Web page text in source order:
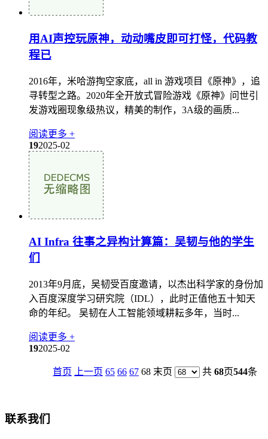
用AI声控玩原神，动动嘴皮即可打怪，代码教
程已
2016年，米哈游掏空家底，all in 游戏项目《原神》，追
寻转型之路。2020年全开放式冒险游戏《原神》问世引
发游戏圈现象级热议，精美的制作，3A级的画质...
阅读更多 +
192025-02
AI Infra 往事之异构计算篇：吴韧与他的学生
们
2013年9月底，吴韧受百度邀请，以杰出科学家的身份加
入百度深度学习研究院（IDL），此时正值他五十知天
命的年纪。 吴韧在人工智能领域耕耘多年，当时...
阅读更多 +
192025-02
首页 上一页 65 66 67 68 末页 共 68页544条
联系我们